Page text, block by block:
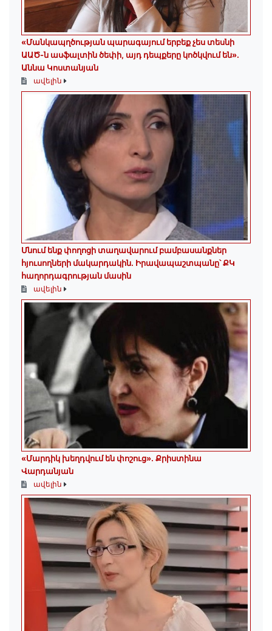
«Մանկապղծության պարագայում երբեք չես տեսնի
ԱԱԾ-ն ասֆալտին ծեփի, այդ դեպքերը կոծկվում են»․
Աննա Կոստանյան
ավելին
Մնում ենք փողոցի տաղավարում բամբասանքներ
հյուսողների մակարդակին․ Իրավապաշտպանը՝ ՔԿ
հաղորդագրության մասին
ավելին
«Մարդիկ խեղդվում են փոշուց»․ Քրիստինա
Վարդանյան
ավելին